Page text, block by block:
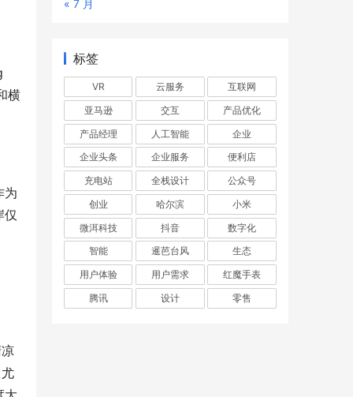
横
为
仅
« 7 月
标签
VR 云服务
互联网
亚马逊
交互
产品优化
产品经理
人工智能
企业
企业头条
企业服务
便利店
充电站
全栈设计
公众号
创业
哈尔滨
小米
微洱科技
抖音
数字化
智能
暹芭台风
生态
用户体验
用户需求
红魔手表
腾讯
设计 零售